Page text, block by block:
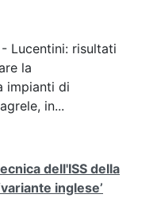
- Lucentini: risultati
la
impianti di
in...
dell'ISS della
inglese’